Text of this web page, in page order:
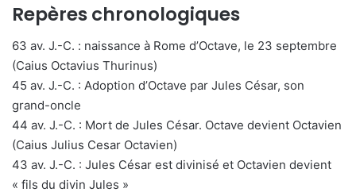
Repères chronologiques
63 av. J.-C. : naissance à Rome d’Octave, le 23 septembre
(Caius Octavius Thurinus)
45 av. J.-C. : Adoption d’Octave par Jules César, son
grand-oncle
44 av. J.-C. : Mort de Jules César. Octave devient Octavien
(Caius Julius Cesar Octavien)
43 av. J.-C. : Jules César est divinisé et Octavien devient
« fils du divin Jules »